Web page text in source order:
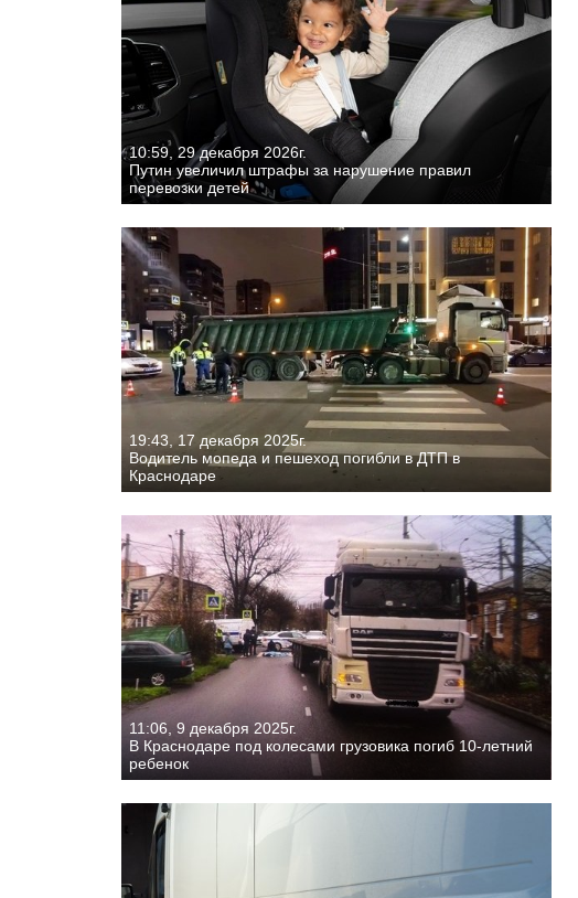
10:59, 29 декабря 2026г.
Путин увеличил штрафы за нарушение правил
перевозки детей
19:43, 17 декабря 2025г.
Водитель мопеда и пешеход погибли в ДТП в
Краснодаре
11:06, 9 декабря 2025г.
В Краснодаре под колесами грузовика погиб 10-летний
ребенок